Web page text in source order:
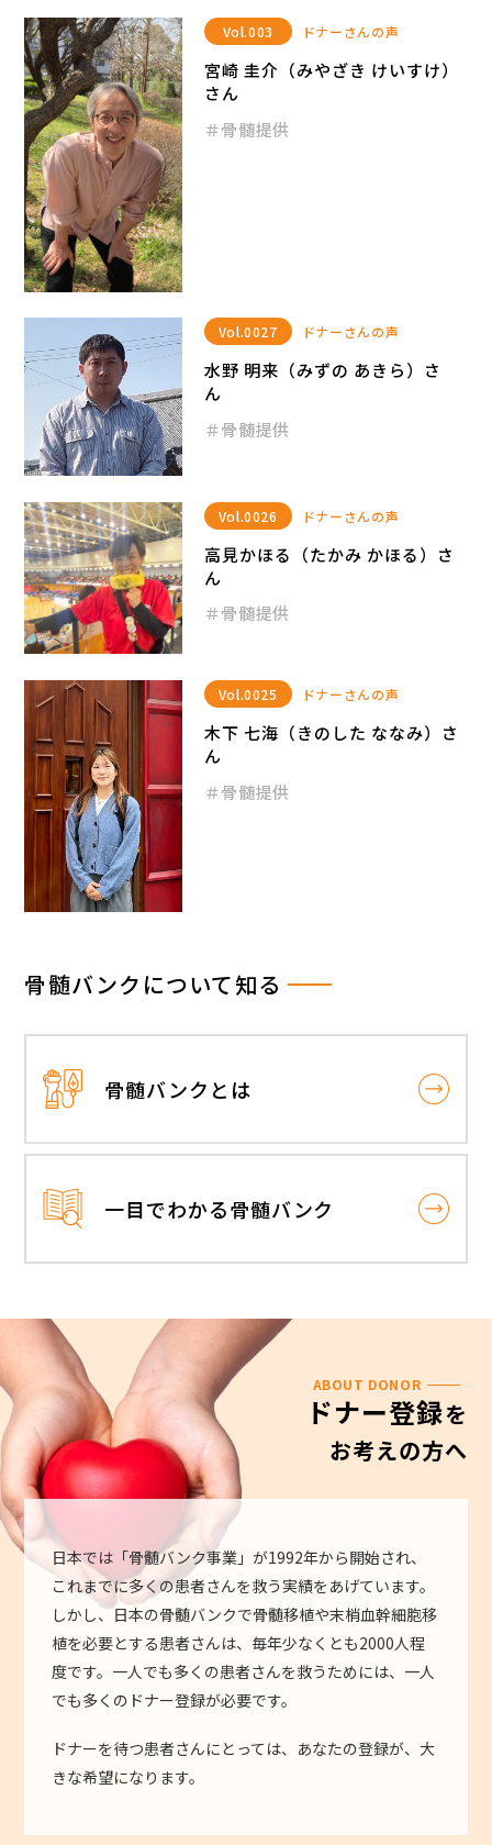
Vol.003 ドナーさんの声
宮崎 圭介（みやざき けいすけ）
さん
＃骨髄提供
Vol.0027 ドナーさんの声
水野 明来（みずの あきら）さ
ん
＃骨髄提供
Vol.0026 ドナーさんの声
高見かほる（たかみ かほる）さ
ん
＃骨髄提供
Vol.0025 ドナーさんの声
木下 七海（きのした ななみ）さ
ん
＃骨髄提供
骨髄バンクについて知る
骨髄バンクとは
一目でわかる骨髄バンク
ABOUT DONOR
ドナー登録を
お考えの方へ
日本では「骨髄バンク事業」が1992年から開始され、
これまでに多くの患者さんを救う実績をあげています。
しかし、日本の骨髄バンクで骨髄移植や末梢血幹細胞移
植を必要とする患者さんは、毎年少なくとも2000人程
度です。一人でも多くの患者さんを救うためには、一人
でも多くのドナー登録が必要です。
ドナーを待つ患者さんにとっては、あなたの登録が、大
きな希望になります。